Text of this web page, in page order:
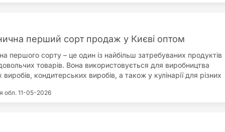
борошна обумовлена багатим мінерально-вітамінним
до раціону. Кукурудзяне борошно є замінником
для людей, які уникають вживання клейковини. Воно
роботи шлунка і кишечника, є ефективним жовчогінним
кукурудзяного борошна впливають на нормальне
підвищення гемоглобіну, активність мозкової
кукурудзи використовують у косметології як основу для
засвоюється організмом.
перший сорт продаж у Києві оптом
першого сорту – це один із найбільш затребуваних продуктів
товарів. Вона використовується для виробництва
виробів, кондитерських виробів, а також у кулінарії для різних
Вона має відмінні технологічні характеристики,
а також для приготування тіста для хліба й іншої
обл.11-05-2026